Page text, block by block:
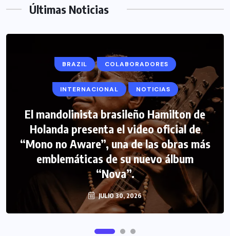
Últimas Noticias
BRAZIL COLABORADORES
INTERNACIONAL NOTICIAS
El mandolinista brasileño Hamilton de
Holanda presenta el video oficial de
“Mono no Aware”, una de las obras más
emblemáticas de su nuevo álbum
“Nova”.
JULIO 30, 2026
COLABORADORES INTERNACIONAL
NOTICIAS PERIODISMO TURISTICO
FIPETUR se solidariza con Venezuela
JUNIO 29, 2026